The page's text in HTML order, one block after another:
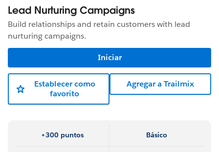
Lead Nurturing Campaigns
Build relationships and retain customers with lead
nurturing campaigns.
Iniciar
Establecer como
favorito
Agregar a Trailmix
+300 puntos Básico